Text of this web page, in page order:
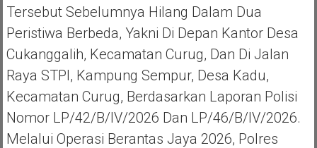
Tersebut Sebelumnya Hilang Dalam Dua
Peristiwa Berbeda, Yakni Di Depan Kantor Desa
Cukanggalih, Kecamatan Curug, Dan Di Jalan
Raya STPI, Kampung Sempur, Desa Kadu,
Kecamatan Curug, Berdasarkan Laporan Polisi
Nomor LP/42/B/IV/2026 Dan LP/46/B/IV/2026.
Melalui Operasi Berantas Jaya 2026, Polres